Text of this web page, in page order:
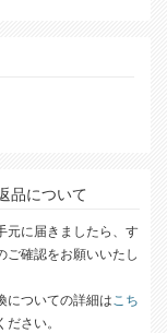
品について
元に届きましたら、す
ご確認をお願いいたし
についての詳細は こち
ださい。